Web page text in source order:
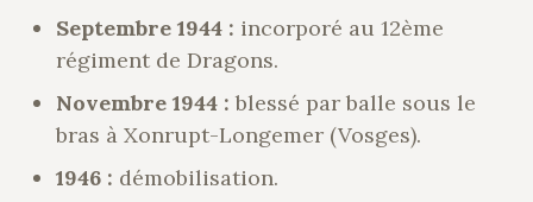
Septembre 1944 : incorporé au 12ème
régiment de Dragons.
Novembre 1944 : blessé par balle sous le
bras à Xonrupt-Longemer (Vosges).
1946 : démobilisation.